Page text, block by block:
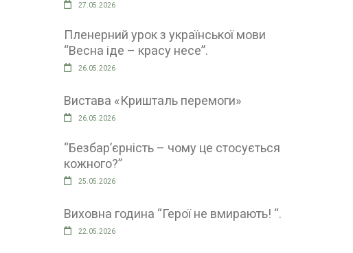
27.05.2026
Пленерний урок з української мови
“Весна іде – красу несе”.
26.05.2026
Вистава «Кришталь перемоги»
26.05.2026
“Безбар’єрність – чому це стосується
кожного?”
25.05.2026
Виховна година “Герої не вмирають! “.
22.05.2026